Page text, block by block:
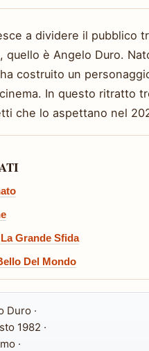
a dividere il pubblico
è Angelo Duro.
costruito un
In questo ritratto
che lo aspettano nel
Grande Sfida
Del Mondo
Duro ·
1982 ·
·